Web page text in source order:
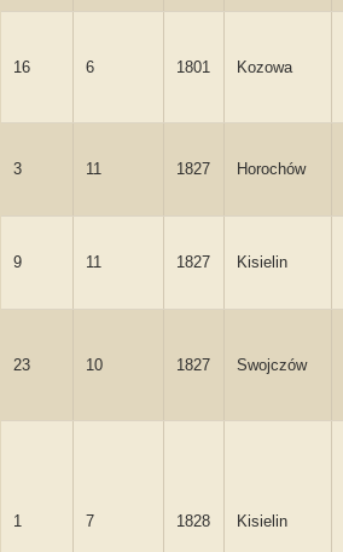
16 6 1801 Kozowa
3 11 1827 Horochów
9 11 1827 Kisielin
23 10 1827 Swojczów
1 7 1828 Kisielin